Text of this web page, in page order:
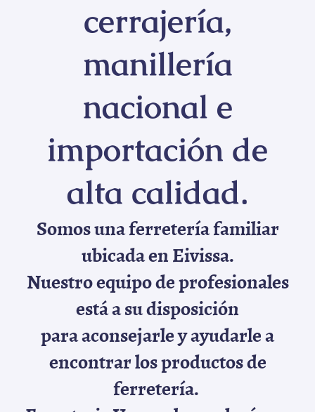
cerrajería,
manillería
nacional e
importación de
alta calidad.
Somos una ferretería familiar
ubicada en Eivissa.
Nuestro equipo de profesionales
está a su disposición
para aconsejarle y ayudarle a
encontrar los productos de
ferretería.